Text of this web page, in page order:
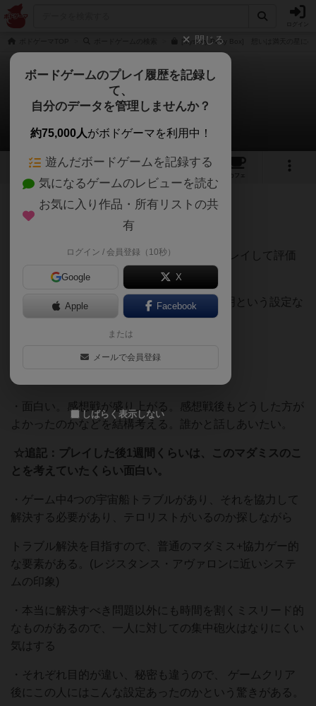
[Mystery Party Box] 想いは満天の星にの
想いは満天の星に
フォントルロイさんのレビュー
4 3
カフェ
674名 3名 0 約3年前
ネタバレなしでレビュー(他のマダミスをプレイして評価
訂正☆7→8)7人でプレイ
(テロリスト(犯人)がいるかいないかさえ不明という設定な
のでレビューできることも少ないが)
良いと思った点
・面白い。感想戦が盛り上がる。感想戦後もどうした方が
よかったのかなどを結構考える。誰かと話しあいたい。
☆追記：プレイした後1週間くらいは、このマダミスのこ
とを考えていたくらい面白い。
・ゲーム中4つの宇宙船トラブルがあり、それを協力して
解決する必要があり、テロリストがいるのか探しながら
トラブル解決を目指すので、普通のマダミス+協力ゲー的
な要素がある。(レジスタンス・アヴァロンに近いシステ
ムの印象)
・本当に解決すべき問題以外にも時間を割くミスリード的
なものがあるので、一人に対しての集中砲火はなりにくい
気はする
・それぞれ目的が違い、秘密も違うので、 ゲームクリア
後にこの人にはこんな設定あったのかという驚きがある。
閉じる
ボードゲームのプレイ履歴を記録し
て、
自分のデータを管理しませんか？
約75,000人がボドゲーマを利用中！
遊んだボードゲームを記録する
気になるゲームのレビューを読む
お気に入り作品・所有リストの共
有
ログイン / 会員登録（10秒）
Google X
Apple Facebook
または
メールで会員登録
しばらく表示しない